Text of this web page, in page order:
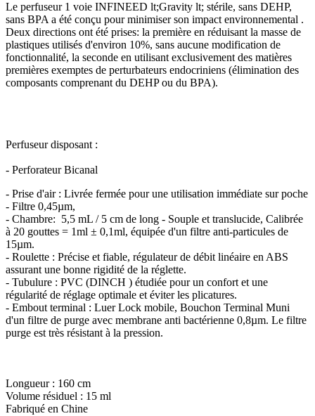
Le perfuseur 1 voie INFINEED lt;Gravity lt; stérile, sans DEHP,
sans BPA a été conçu pour minimiser son impact environnemental .
Deux directions ont été prises: la première en réduisant la masse de
plastiques utilisés d'environ 10%, sans aucune modification de
fonctionnalité, la seconde en utilisant exclusivement des matières
premières exemptes de perturbateurs endocriniens (élimination des
composants comprenant du DEHP ou du BPA).
Perfuseur disposant :
- Perforateur Bicanal
- Prise d'air : Livrée fermée pour une utilisation immédiate sur poche
- Filtre 0,45µm,
- Chambre: 5,5 mL / 5 cm de long - Souple et translucide, Calibrée
à 20 gouttes = 1ml ± 0,1ml, équipée d'un filtre anti-particules de
15µm.
- Roulette : Précise et fiable, régulateur de débit linéaire en ABS
assurant une bonne rigidité de la réglette.
- Tubulure : PVC (DINCH ) étudiée pour un confort et une
régularité de réglage optimale et éviter les plicatures.
- Embout terminal : Luer Lock mobile, Bouchon Terminal Muni
d'un filtre de purge avec membrane anti bactérienne 0,8µm. Le filtre
purge est très résistant à la pression.
Longueur : 160 cm
Volume résiduel : 15 ml
Fabriqué en Chine